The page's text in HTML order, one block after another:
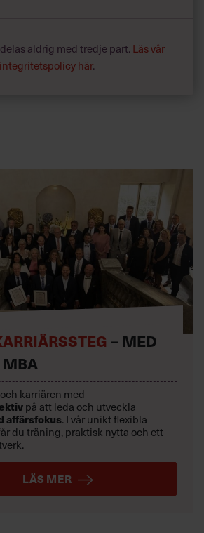
aldrig med tredje part. Läs vår
integritetspolicy här.
– MED
MBA
karriären med
på att leda och utveckla
affärsfokus. I vår unikt flexibla
du träning, praktisk nytta och ett
LÄS MER